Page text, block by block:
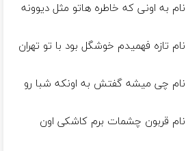
به اونی که خاطره هاتو مثل دیوونه
تازه فهمیدم خوشگل بود با تو تهران
نام چی میشه گفتش به اونکه شبا رو
قربون چشمات برم کاشکی اون